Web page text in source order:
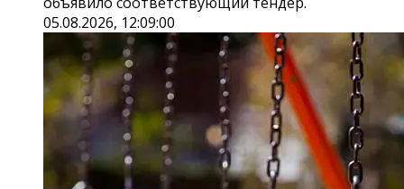
05.08.2026, 12:09:00